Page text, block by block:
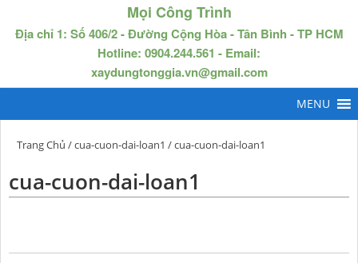
Mọi Công Trình
Địa chỉ 1: Số 406/2 - Đường Cộng Hòa - Tân Bình - TP HCM
Hotline: 0904.244.561 - Email:
xaydungtonggia.vn@gmail.com
Trang Chủ /cua-cuon-dai-loan1 / cua-cuon-dai-loan1
cua-cuon-dai-loan1